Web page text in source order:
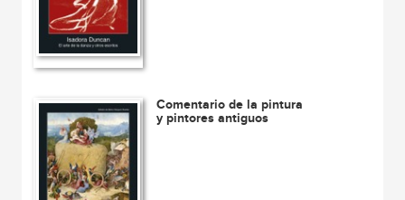
Comentario de la pintura
y pintores antiguos